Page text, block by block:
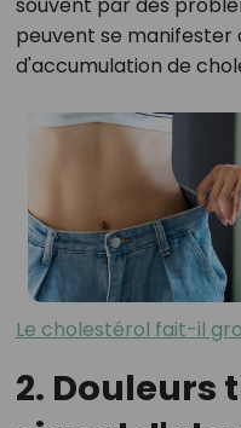
peuvent se manifester
d'accumulation de
Le cholestérol fait-il
2. Douleurs